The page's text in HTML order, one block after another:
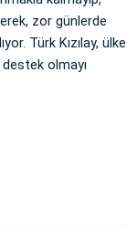
zor günlerde
Türk Kızılay, ülke
olmayı